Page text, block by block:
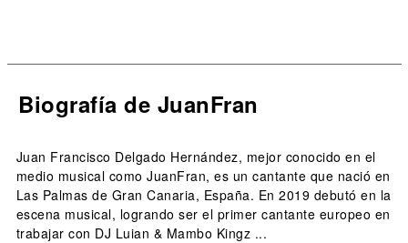
Biografía de JuanFran
Juan Francisco Delgado Hernández, mejor conocido en el
medio musical como JuanFran, es un cantante que nació en
Las Palmas de Gran Canaria, España. En 2019 debutó en la
escena musical, logrando ser el primer cantante europeo en
trabajar con DJ Luian & Mambo Kingz ...